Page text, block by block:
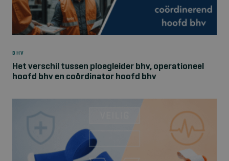
BHV
Het verschil tussen ploegleider bhv, operationeel
hoofd bhv en coördinator hoofd bhv